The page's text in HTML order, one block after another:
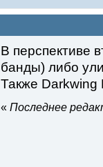
В перспективе
банды) либо
Также Darkwing
« Последнее